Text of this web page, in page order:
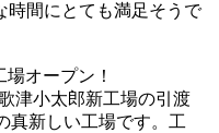
時間にとても満足そうで
オープン！
津小太郎新工場の引渡
真新しい工場です。工